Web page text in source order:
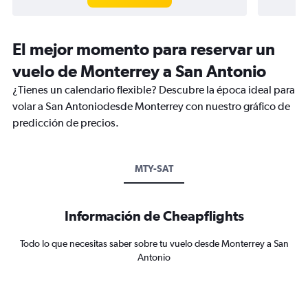
El mejor momento para reservar un
vuelo de Monterrey a San Antonio
¿Tienes un calendario flexible? Descubre la época ideal para
volar a San Antoniodesde Monterrey con nuestro gráfico de
predicción de precios.
MTY-SAT
Información de Cheapflights
Todo lo que necesitas saber sobre tu vuelo desde Monterrey a San
Antonio